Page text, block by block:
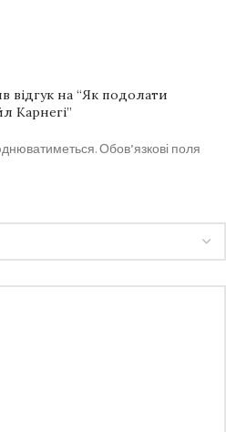
відгук на “Як подолати
Карнегі”
Обов’язкові поля